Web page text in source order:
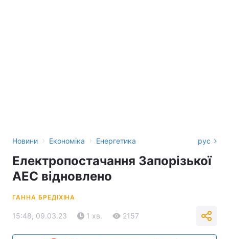
Новини › Економіка › Енергетика рус
Електропостачання Запорізької
АЕС відновлено
ГАННА БРЕДІХІНА
15:48, 09.03.23 1 хв. 2157